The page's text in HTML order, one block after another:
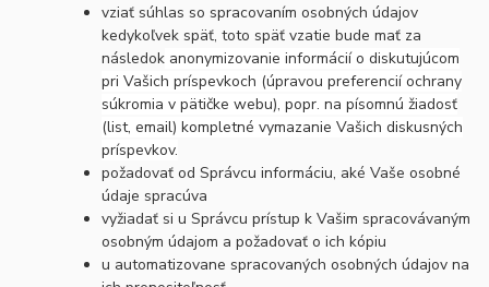
vziať súhlas so spracovaním osobných údajov
kedykoľvek späť, toto späť vzatie bude mať za
následok anonymizovanie informácií o diskutujúcom
pri Vašich príspevkoch (úpravou preferencií ochrany
súkromia v pätičke webu), popr. na písomnú žiadosť
(list, email) kompletné vymazanie Vašich diskusných
príspevkov.
požadovať od Správcu informáciu, aké Vaše osobné
údaje spracúva
vyžiadať si u Správcu prístup k Vašim spracovávaným
osobným údajom a požadovať o ich kópiu
u automatizovane spracovaných osobných údajov na